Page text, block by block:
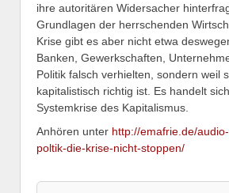
ihre autoritären Widersacher
Grundlagen der herrschenden
Krise gibt es aber nicht etwa
Banken, Gewerkschaften,
Politik falsch verhielten, sondern weil
kapitalistisch richtig ist. Es handelt
Systemkrise des Kapitalismus.
Anhören unter http://emafrie.de/
poltik-die-krise-nicht-stoppen/